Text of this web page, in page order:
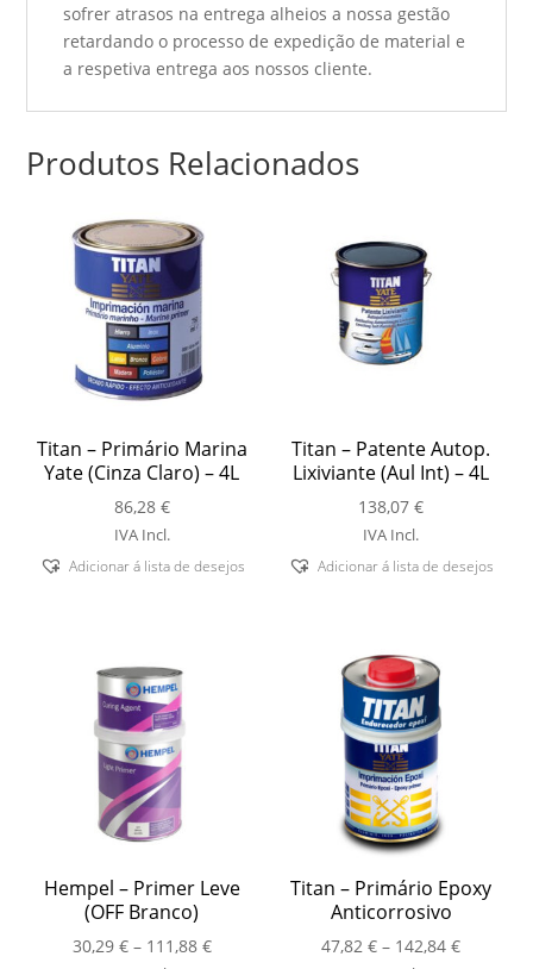
sofrer atrasos na entrega alheios a nossa gestão
retardando o processo de expedição de material e
a respetiva entrega aos nossos cliente.
Produtos Relacionados
Titan – Primário Marina
Yate (Cinza Claro) – 4L
86,28 €
IVA Incl.
Adicionar á lista de desejos
Titan – Patente Autop.
Lixiviante (Aul Int) – 4L
138,07€
IVA Incl.
Adicionar á lista de desejos
Hempel – Primer Leve
(OFF Branco)
30,29 € – 111,88 €Price
Titan – Primário Epoxy
Anticorrosivo
47,82€ – 142,84€Price